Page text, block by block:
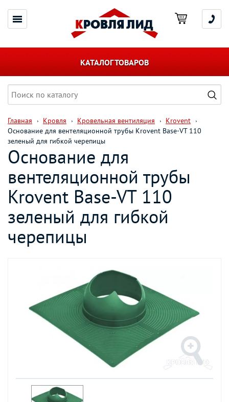
КАТАЛОГ ТОВАРОВ
Главная Кровля Кровельная вентиляция
Krovent
Основание для вентеляционной трубы Krovent Base-VT 110
зеленый для гибкой черепицы
Основание для
вентеляционной трубы
Krovent Base-VT 110
зеленый для гибкой
черепицы